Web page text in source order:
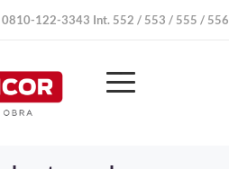
0810-122-3343 Int. 552 / 553 / 555 / 556